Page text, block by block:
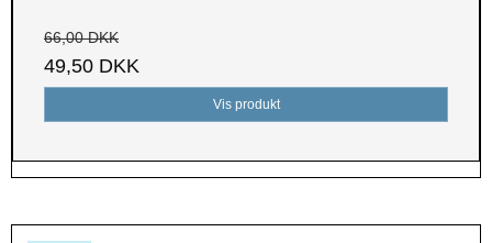
66,00 DKK
49,50 DKK
Vis produkt